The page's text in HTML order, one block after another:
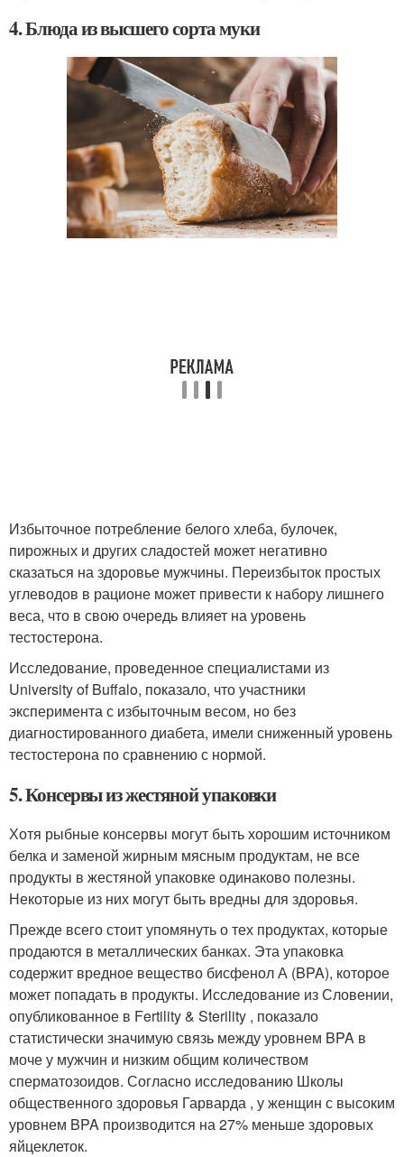
4. Блюда из высшего сорта муки
Избыточное потребление белого хлеба, булочек,
пирожных и других сладостей может негативно
сказаться на здоровье мужчины. Переизбыток простых
углеводов в рационе может привести к набору лишнего
веса, что в свою очередь влияет на уровень
тестостерона.
Исследование, проведенное специалистами из
University of Buffalo, показало, что участники
эксперимента с избыточным весом, но без
диагностированного диабета, имели сниженный уровень
тестостерона по сравнению с нормой.
5. Консервы из жестяной упаковки
Хотя рыбные консервы могут быть хорошим источником
белка и заменой жирным мясным продуктам, не все
продукты в жестяной упаковке одинаково полезны.
Некоторые из них могут быть вредны для здоровья.
Прежде всего стоит упомянуть о тех продуктах, которые
продаются в металлических банках. Эта упаковка
содержит вредное вещество бисфенол А (BPA), которое
может попадать в продукты. Исследование из Словении,
опубликованное в Fertility & Sterility , показало
статистически значимую связь между уровнем BPA в
моче у мужчин и низким общим количеством
сперматозоидов. Согласно исследованию Школы
общественного здоровья Гарварда , у женщин с высоким
уровнем BPA производится на 27% меньше здоровых
яйцеклеток.